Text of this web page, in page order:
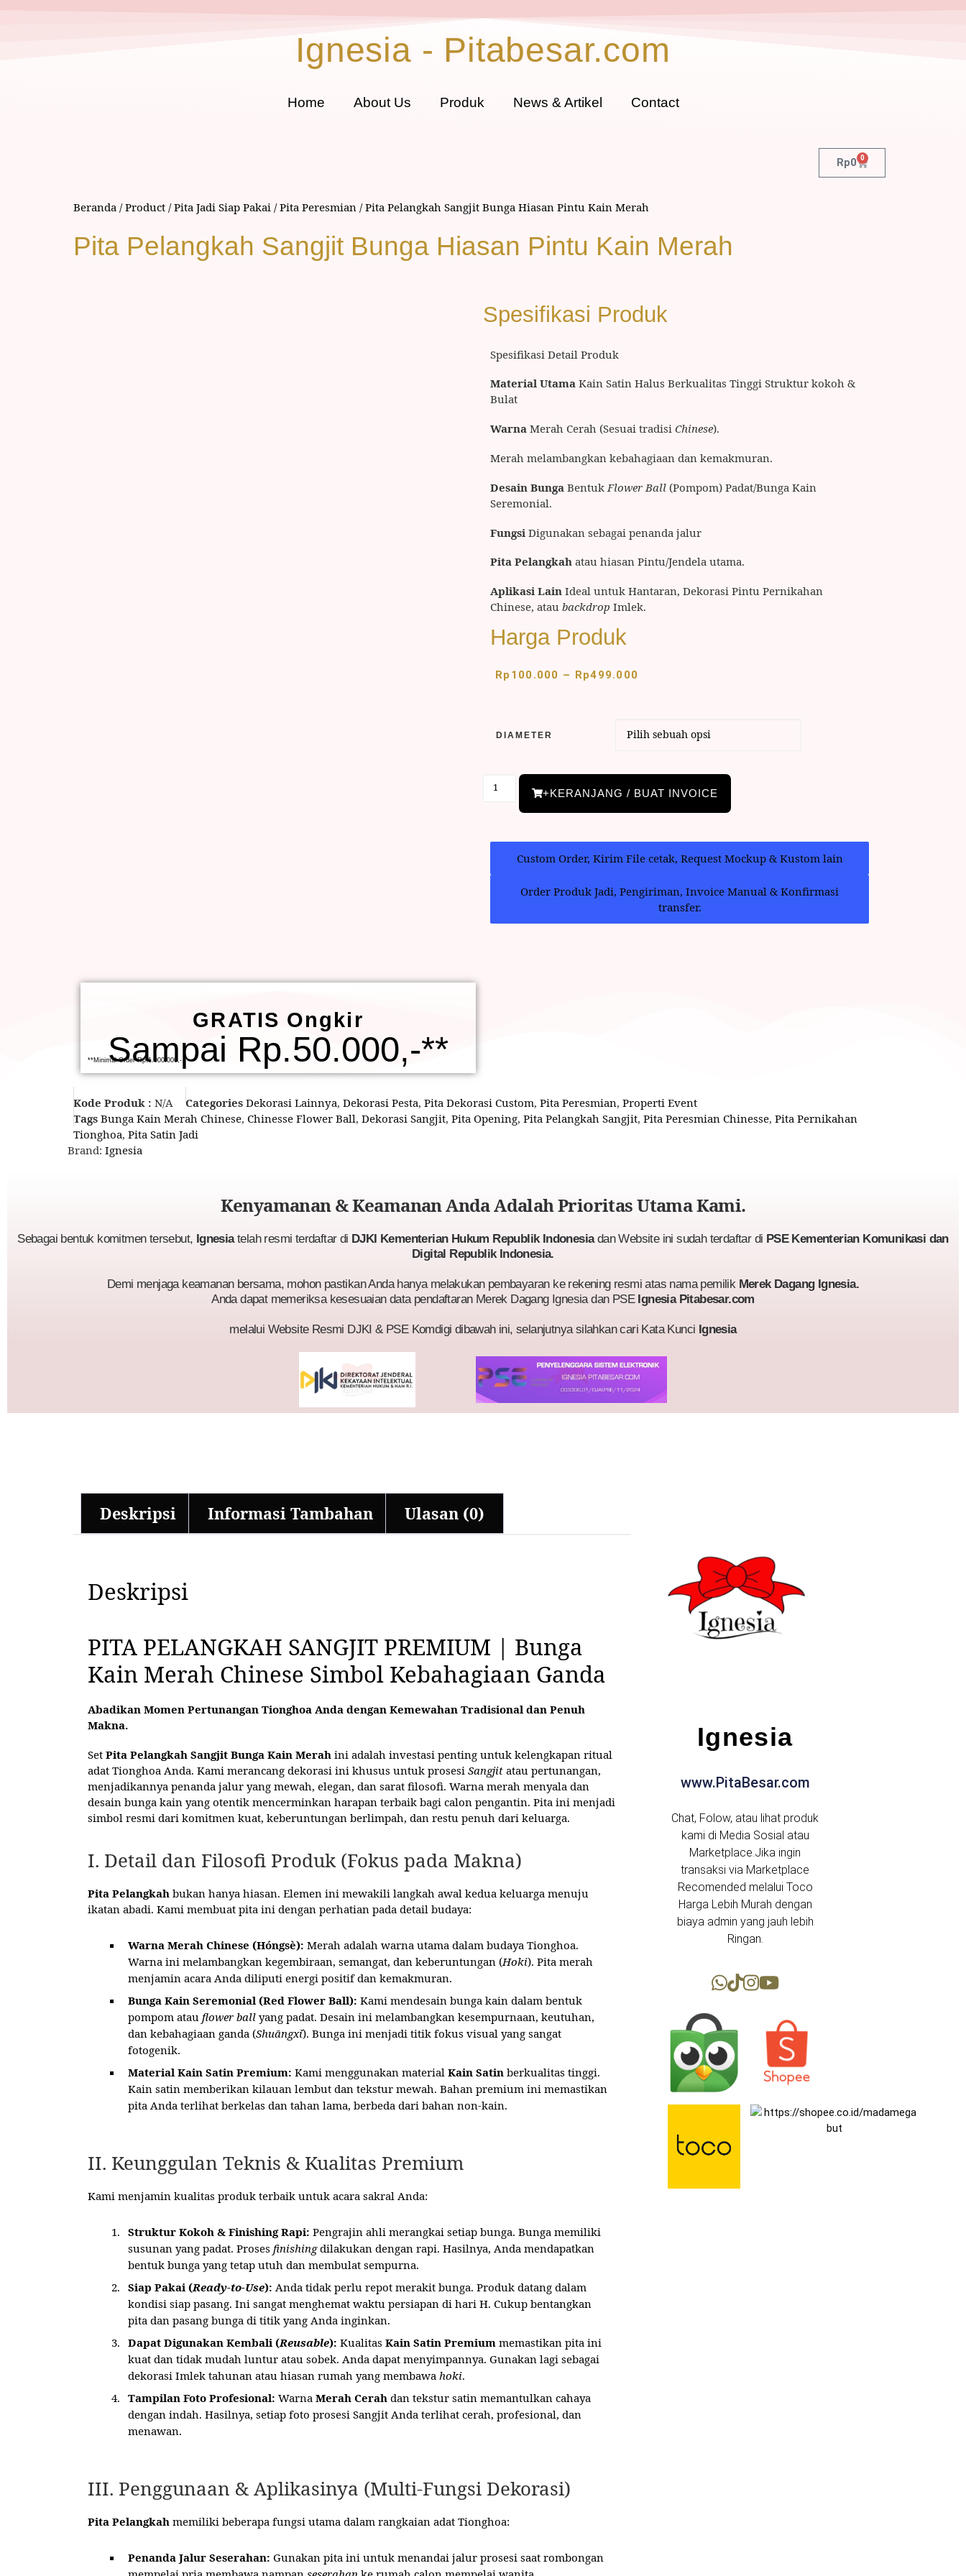
Ignesia - Pitabesar.com
Home About Us Produk News & Artikel Contact
Rp0 0
Beranda /Product /Pita Jadi Siap Pakai /Pita Peresmian / Pita Pelangkah Sangjit Bunga Hiasan Pintu Kain Merah
Pita Pelangkah Sangjit Bunga Hiasan Pintu Kain Merah
GRATIS Ongkir
Sampai Rp.50.000,-**
**Minimal Order Rp.1.000.000,-
Spesifikasi Produk
Spesifikasi Detail Produk
Material Utama Kain Satin Halus Berkualitas Tinggi Struktur kokoh &
Bulat
Warna Merah Cerah (Sesuai tradisi Chinese).
Merah melambangkan kebahagiaan dan kemakmuran.
Desain Bunga Bentuk Flower Ball (Pompom) Padat/Bunga Kain
Seremonial.
Fungsi Digunakan sebagai penanda jalur
Pita Pelangkah atau hiasan Pintu/Jendela utama.
Aplikasi Lain Ideal untuk Hantaran, Dekorasi Pintu Pernikahan
Chinese, atau backdrop Imlek.
Harga Produk
Rp 100.000 – Rp499.000
DIAMETER
+KERANJANG / BUAT INVOICE
Custom Order, Kirim File cetak, Request Mockup & Kustom lain
Order Produk Jadi, Pengiriman, Invoice Manual & Konfirmasi
transfer.
Kode Produk : N/A Categories Dekorasi Lainnya, Dekorasi Pesta, Pita Dekorasi Custom, Pita Peresmian, Properti Event
Tags Bunga Kain Merah Chinese, Chinesse Flower Ball, Dekorasi Sangjit, Pita Opening, Pita Pelangkah Sangjit, Pita Peresmian Chinesse, Pita Pernikahan
Tionghoa, Pita Satin Jadi
Brand: Ignesia
Kenyamanan & Keamanan Anda Adalah Prioritas Utama Kami.
Sebagai bentuk komitmen tersebut, Ignesiatelah resmi terdaftar di DJKI Kementerian Hukum Republik Indonesiadan Website ini sudah terdaftar di PSE Kementerian Komunikasi dan
Digital Republik Indonesia.
Demi menjaga keamanan bersama, mohon pastikan Anda hanya melakukan pembayaran ke rekening resmi atas nama pemilik Merek Dagang Ignesia.
Anda dapat memeriksa kesesuaian data pendaftaran Merek Dagang Ignesia dan PSE Ignesia Pitabesar.com
melalui Website Resmi DJKI & PSE Komdigi dibawah ini, selanjutnya silahkan cari Kata Kunci Ignesia
Deskripsi Informasi Tambahan Ulasan (0)
Deskripsi
PITA PELANGKAH SANGJIT PREMIUM | Bunga
Kain Merah Chinese Simbol Kebahagiaan Ganda
Abadikan Momen Pertunangan Tionghoa Anda dengan Kemewahan Tradisional dan Penuh
Makna.
Set Pita Pelangkah Sangjit Bunga Kain Merah ini adalah investasi penting untuk kelengkapan ritual
adat Tionghoa Anda. Kami merancang dekorasi ini khusus untuk prosesi Sangjit atau pertunangan,
menjadikannya penanda jalur yang mewah, elegan, dan sarat filosofi. Warna merah menyala dan
desain bunga kain yang otentik mencerminkan harapan terbaik bagi calon pengantin. Pita ini menjadi
simbol resmi dari komitmen kuat, keberuntungan berlimpah, dan restu penuh dari keluarga.
I. Detail dan Filosofi Produk (Fokus pada Makna)
Pita Pelangkah bukan hanya hiasan. Elemen ini mewakili langkah awal kedua keluarga menuju
ikatan abadi. Kami membuat pita ini dengan perhatian pada detail budaya:
Warna Merah Chinese (Hóngsè): Merah adalah warna utama dalam budaya Tionghoa.
Warna ini melambangkan kegembiraan, semangat, dan keberuntungan (Hoki). Pita merah
menjamin acara Anda diliputi energi positif dan kemakmuran.
Bunga Kain Seremonial (Red Flower Ball): Kami mendesain bunga kain dalam bentuk
pompom atau flower ball yang padat. Desain ini melambangkan kesempurnaan, keutuhan,
dan kebahagiaan ganda (Shuāngxǐ). Bunga ini menjadi titik fokus visual yang sangat
fotogenik.
Material Kain Satin Premium: Kami menggunakan material Kain Satin berkualitas tinggi.
Kain satin memberikan kilauan lembut dan tekstur mewah. Bahan premium ini memastikan
pita Anda terlihat berkelas dan tahan lama, berbeda dari bahan non-kain.
II. Keunggulan Teknis & Kualitas Premium
Kami menjamin kualitas produk terbaik untuk acara sakral Anda:
Struktur Kokoh & Finishing Rapi: Pengrajin ahli merangkai setiap bunga. Bunga memiliki
susunan yang padat. Proses finishingdilakukan dengan rapi. Hasilnya, Anda mendapatkan
bentuk bunga yang tetap utuh dan membulat sempurna.
Siap Pakai (Ready-to-Use): Anda tidak perlu repot merakit bunga. Produk datang dalam
kondisi siap pasang. Ini sangat menghemat waktu persiapan di hari H. Cukup bentangkan
pita dan pasang bunga di titik yang Anda inginkan.
Dapat Digunakan Kembali (Reusable): Kualitas Kain Satin Premium memastikan pita ini
kuat dan tidak mudah luntur atau sobek. Anda dapat menyimpannya. Gunakan lagi sebagai
dekorasi Imlek tahunan atau hiasan rumah yang membawa hoki.
Tampilan Foto Profesional: Warna Merah Cerah dan tekstur satin memantulkan cahaya
dengan indah. Hasilnya, setiap foto prosesi Sangjit Anda terlihat cerah, profesional, dan
menawan.
III. Penggunaan & Aplikasinya (Multi-Fungsi Dekorasi)
Pita Pelangkah memiliki beberapa fungsi utama dalam rangkaian adat Tionghoa:
Penanda Jalur Seserahan: Gunakan pita ini untuk menandai jalur prosesi saat rombongan
Ignesia
www.PitaBesar.com
Chat, Folow, atau lihat produk
kami di Media Sosial atau
Marketplace.Jika ingin
transaksi via Marketplace
Recomended melalui Toco
Harga Lebih Murah dengan
biaya admin yang jauh lebih
Ringan.